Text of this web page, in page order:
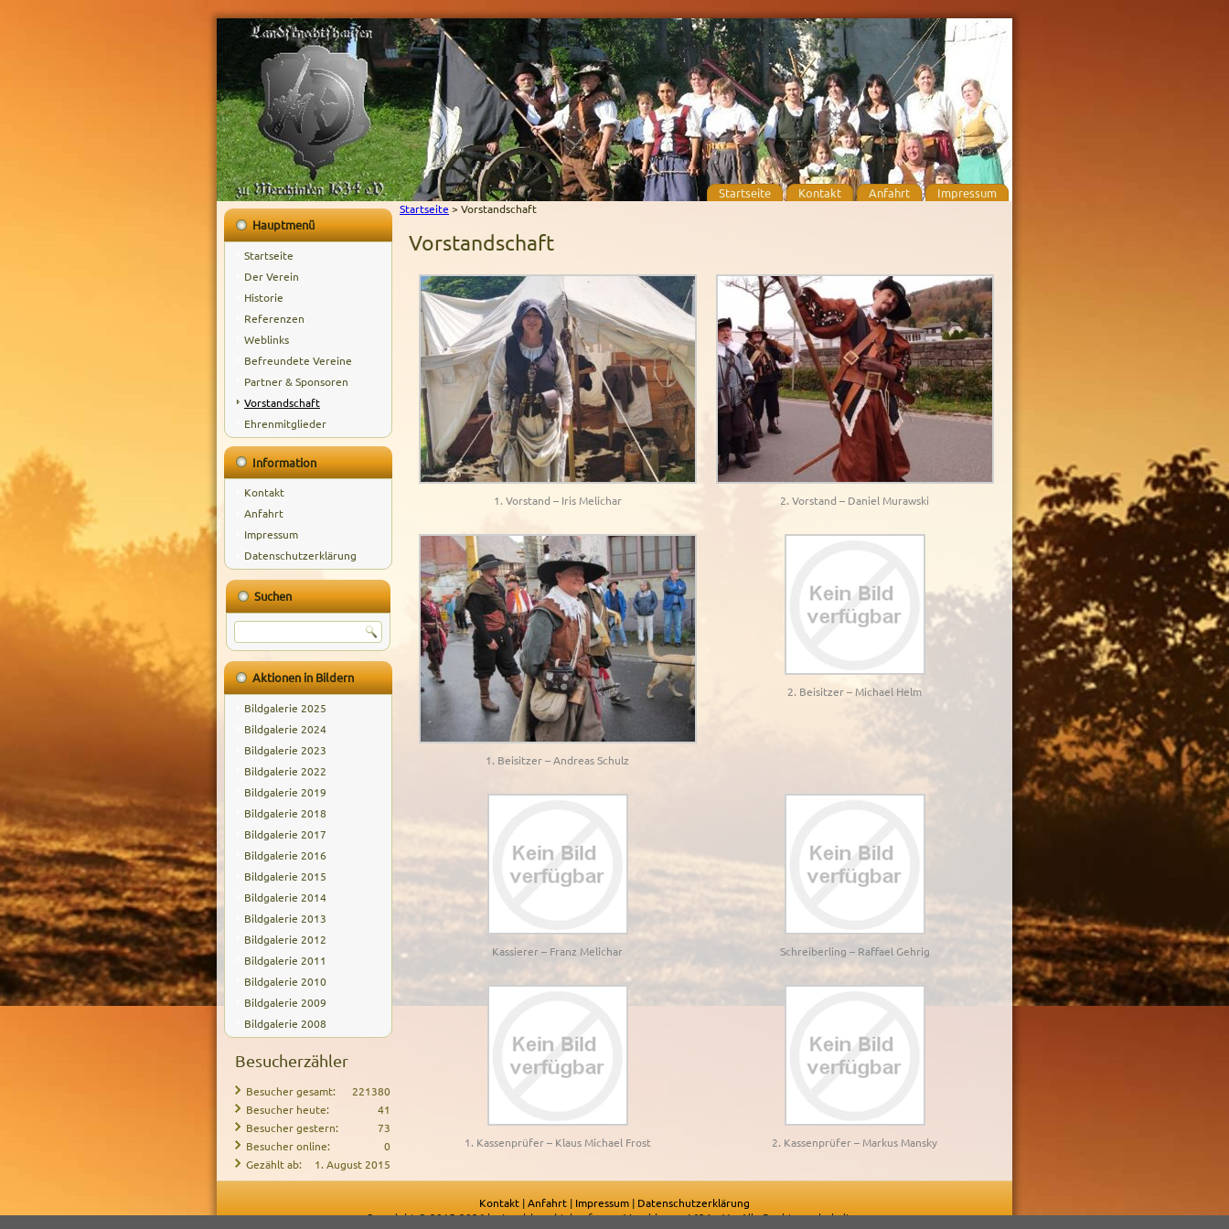
Startseite Kontakt Anfahrt Impressum
Hauptmenü
Startseite
Der Verein
Historie
Referenzen
Weblinks
Befreundete Vereine
Partner & Sponsoren
Vorstandschaft
Ehrenmitglieder
Information
Kontakt
Anfahrt
Impressum
Datenschutzerklärung
Suchen
Aktionen in Bildern
Bildgalerie 2025
Bildgalerie 2024
Bildgalerie 2023
Bildgalerie 2022
Bildgalerie 2019
Bildgalerie 2018
Bildgalerie 2017
Bildgalerie 2016
Bildgalerie 2015
Bildgalerie 2014
Bildgalerie 2013
Bildgalerie 2012
Bildgalerie 2011
Bildgalerie 2010
Bildgalerie 2009
Bildgalerie 2008
Besucherzähler
221380
Besucher gesamt:
41
Besucher heute:
73
Besucher gestern:
0
Besucher online:
1. August 2015
Gezählt ab:
Startseite >Vorstandschaft
Vorstandschaft
1. Vorstand – Iris Melichar 2. Vorstand – Daniel Murawski
1. Beisitzer – Andreas Schulz
2. Beisitzer – Michael Helm
Kassierer – Franz Melichar Schreiberling – Raffael Gehrig
1. Kassenprüfer – Klaus Michael Frost 2. Kassenprüfer – Markus Mansky
Kontakt |Anfahrt | Impressum | Datenschutzerklärung
Copyright © 2015-2026 by Landsknechtshaufen zu Merchingen 1634 e.V. - Alle Rechte vorbehalten